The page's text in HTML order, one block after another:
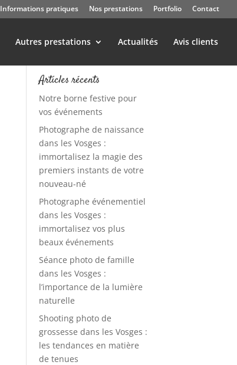
Informations pratiques Nos prestations Portfolio Contact
Autres prestations Actualités Avis clients
Articles récents
Notre borne festive pour
vos événements
Photographe de naissance
dans les Vosges :
immortalisez la magie des
premiers instants de votre
nouveau-né
Photographe événementiel
dans les Vosges :
immortalisez vos plus
beaux événements
Séance photo de famille
dans les Vosges :
l’importance de la lumière
naturelle
Shooting photo de
grossesse dans les Vosges :
les tendances en matière
de tenues